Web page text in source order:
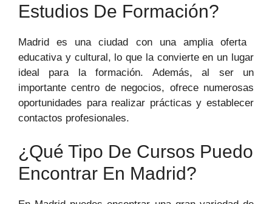
Estudios De Formación?
Madrid es ⁣una ciudad ⁣con una⁢ amplia ‍oferta ​
educativa ⁤y cultural, lo que la convierte en un lugar
ideal⁢ para la formación. Además, al ser un
importante‌ centro de negocios, ofrece numerosas
oportunidades para realizar prácticas y establecer
⁤contactos​ profesionales.
¿Qué Tipo De Cursos Puedo‍
Encontrar En ⁣Madrid?